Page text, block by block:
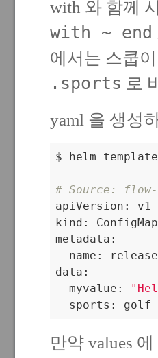
with 와 함께
with ~ end
에서는 스쿱
.sports 로
yaml 을 생성
$ helm
# Source:
apiVersion: v1
kind: ConfigMap
metadata:
name:
data:
  myvalue:
  sports: golf
만약 values